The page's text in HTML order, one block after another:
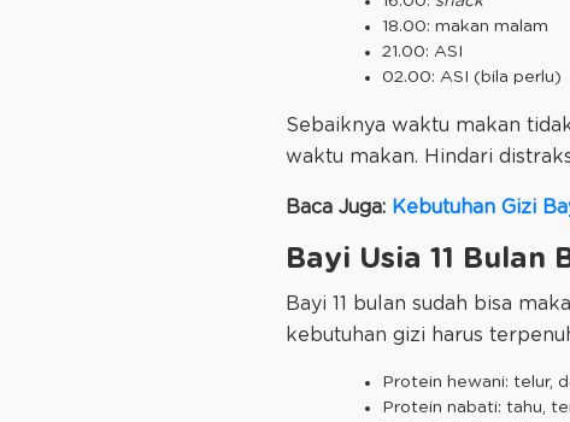
18.00: makan malam
21.00: ASI
02.00: ASI (bila perlu)
Sebaiknya waktu makan
waktu makan. Hindari
Baca Juga: Kebutuhan Gizi
Bayi Usia 11 Bulan
Bayi 11 bulan sudah bisa
kebutuhan gizi harus
Protein hewani: telur,
Protein nabati: tahu,